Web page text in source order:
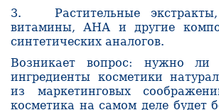
3. Растительные экстракты,
витамины, АНА и другие
синтетических аналогов.
Возникает вопрос:
нужно ли
ингредиенты косметики
из маркетинговых
косметика на самом деле будет